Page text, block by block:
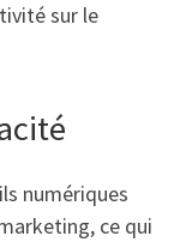
sur le
numériques
ce qui